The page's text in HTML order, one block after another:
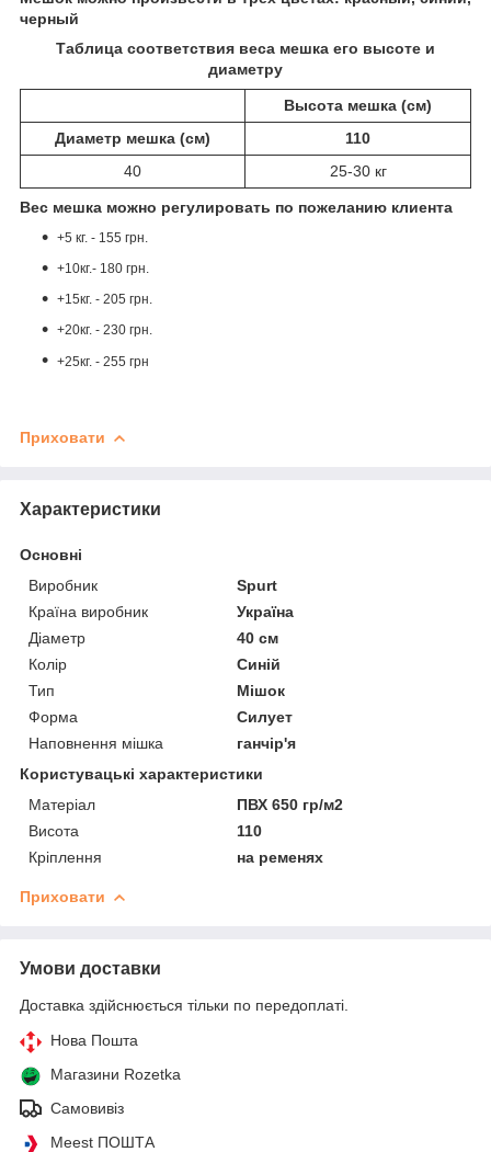
черный
Таблица соответствия веса мешка его высоте и
диаметру
Высота мешка (см)
Диаметр мешка (см)
110
40
25-30 кг
Вес мешка можно регулировать по пожеланию клиента
+5 кг. - 155 грн.
+10кг.- 180 грн.
+15кг. - 205 грн.
+20кг. - 230 грн.
+25кг. - 255 грн
Приховати
Характеристики
Основні
Виробник
Spurt
Країна виробник
Україна
Діаметр
40 см
Колір
Синій
Тип
Мішок
Форма
Силует
Наповнення мішка
ганчір'я
Користувацькі характеристики
Матеріал
ПВХ 650 гр/м2
Висота
110
Кріплення
на ременях
Приховати
Умови доставки
Доставка здійснюється тільки по передоплаті.
Нова Пошта
Магазини Rozetka
Самовивіз
Meest ПОШТА